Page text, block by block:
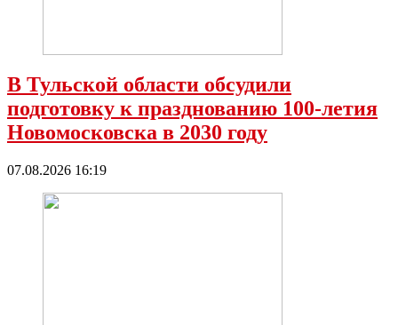
В Тульской области обсудили
подготовку к празднованию 100-летия
Новомосковска в 2030 году
07.08.2026 16:19